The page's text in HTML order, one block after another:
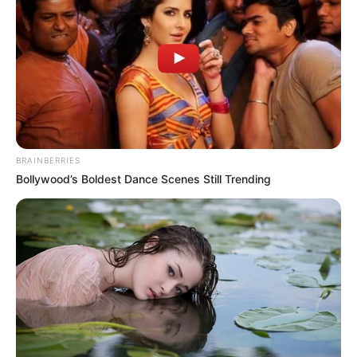
ela mais gosta em uma caixinha.
E fazer isso é bem simples: basta você pegar uma
caixa comum e fazer uma colagem para decorar
ou até mesmo imprimir um modelo, dobrar e
incrementar a seu gosto.
BRAINBERRIES
Bollywood’s Boldest Dance Scenes Still Trending